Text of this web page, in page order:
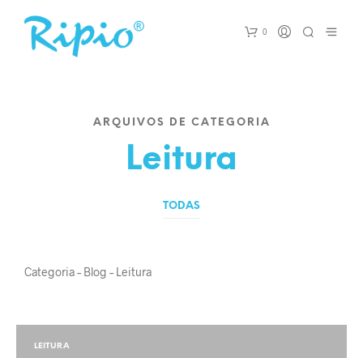
0
ARQUIVOS DE CATEGORIA
Leitura
TODAS
Categoria – Blog – Leitura
LEITURA